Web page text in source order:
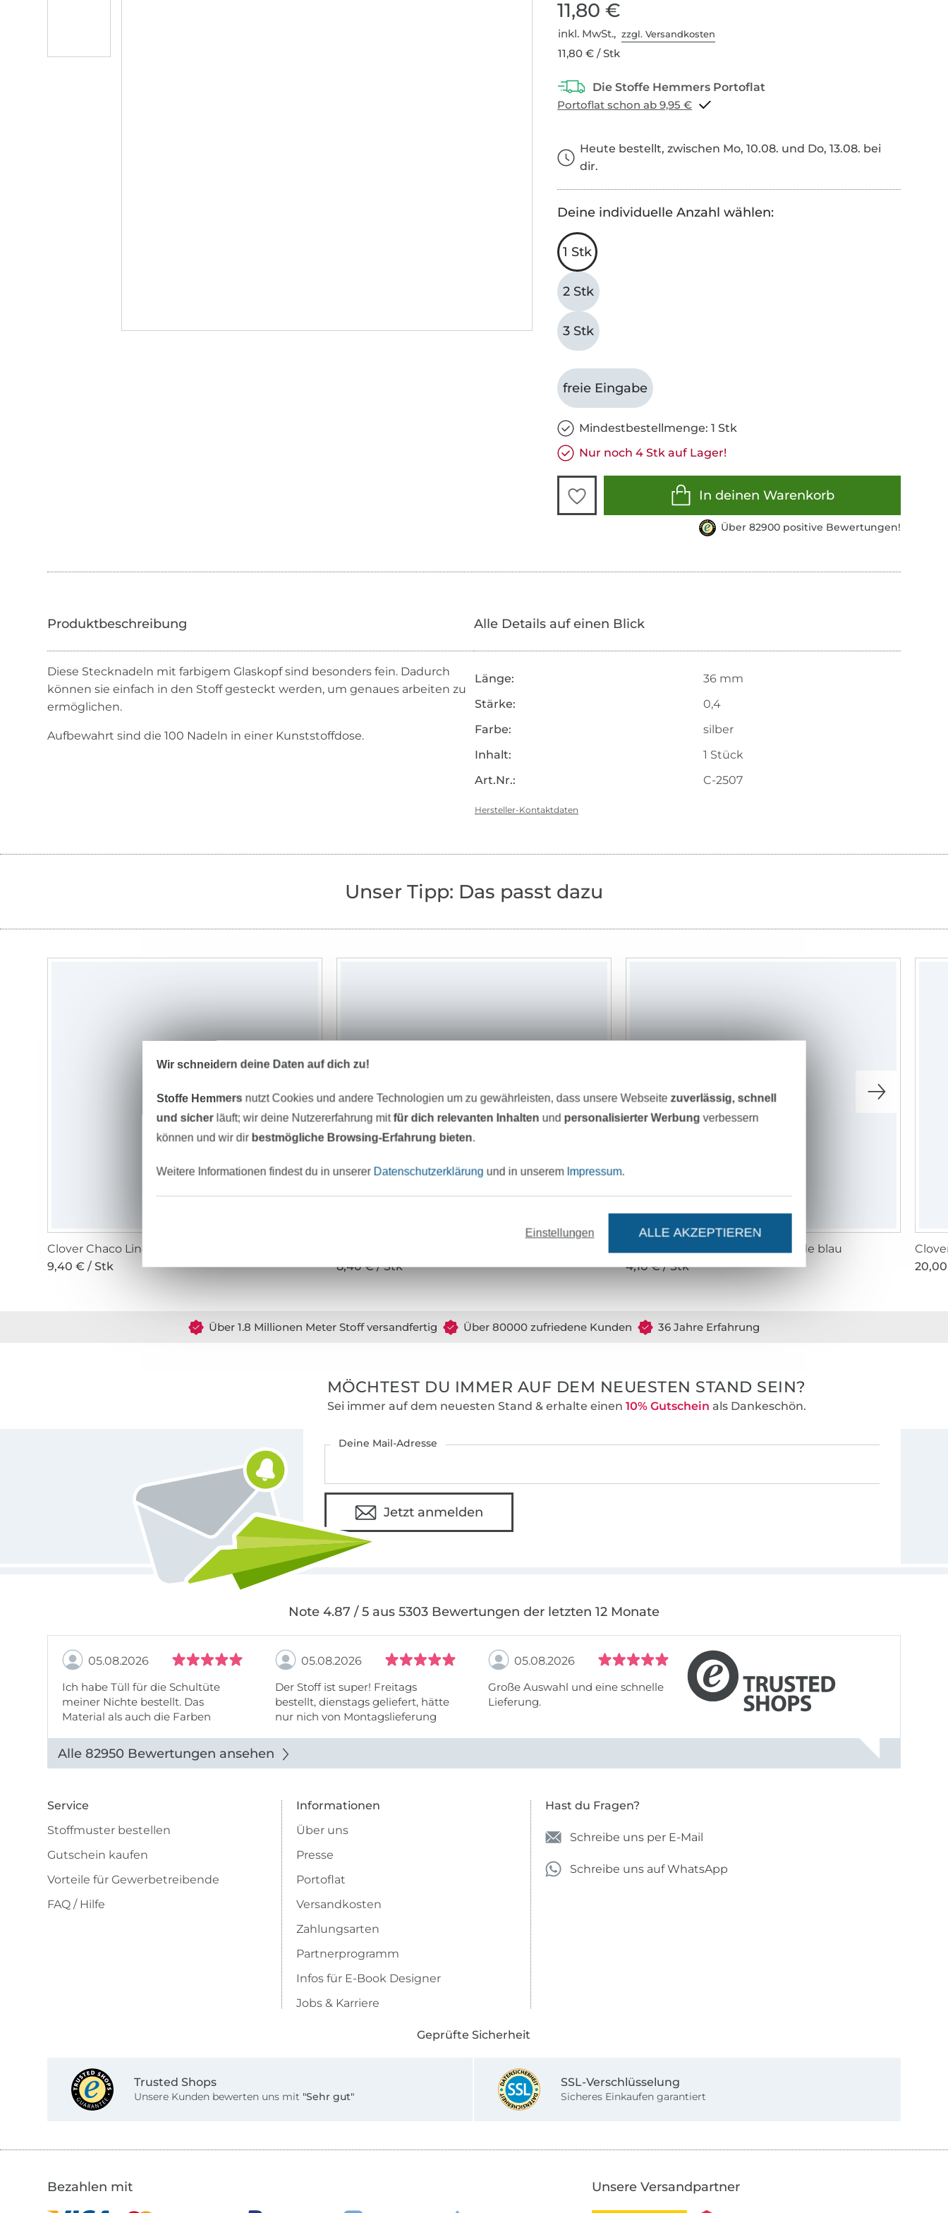
11,80 €
inkl. MwSt.,zzgl. Versandkosten
11,80 € / Stk
Portoflat schon ab 9,95 €
Heute bestellt, zwischen Mo, 10.08. und Do, 13.08. bei
dir.
Deine individuelle Anzahl wählen:
1 Stk
2 Stk
3 Stk
freie Eingabe
Mindestbestellmenge: 1 Stk
Nur noch 4 Stk auf Lager!
In deinen Warenkorb
Über 82900 positive Bewertungen!
Diese Stecknadeln mit farbigem Glaskopf sind besonders fein. Dadurch
können sie einfach in den Stoff gesteckt werden, um genaues arbeiten zu
ermöglichen.
Aufbewahrt sind die 100 Nadeln in einer Kunststoffdose.
Alle Details auf einen Blick
Länge:
36 mm
Stärke:
0,4
Farbe:
silber
Inhalt:
1 Stück
Art.Nr.:
C-2507
Hersteller-Kontaktdaten
Unser Tipp: Das passt dazu
Clover Chaco Liner Stift blau
9,40 € / Stk
8,40 € / Stk
Clover Dreiecks- Schneiderkreide blau
4,10 € / Stk
Über 1.8 Millionen Meter Stoff versandfertig Über 80000 zufriedene Kunden 36 Jahre Erfahrung
MÖCHTEST DU IMMER AUF DEM NEUESTEN STAND SEIN?
Sei immer auf dem neuesten Stand & erhalte einen 10% Gutschein als Dankeschön.
Deine Mail-Adresse
Jetzt anmelden
Note 4.87 / 5 aus 5303 Bewertungen der letzten 12 Monate
05.08.2026
Ich habe Tüll für die Schultüte
meiner Nichte bestellt. Das
Material als auch die Farben
Abbildung u sieht toll aus. Die
Lieferung erfolgte zügig u auch
05.08.2026
Der Stoff ist super! Freitags
bestellt, dienstags geliefert, hätte
nur nich von Montagslieferung
05.08.2026
Große Auswahl und eine schnelle
Lieferung.
Alle 82950 Bewertungen ansehen
Service
Stoffmuster bestellen
Gutschein kaufen
Vorteile für Gewerbetreibende
FAQ / Hilfe
Informationen
Über uns
Presse
Portoflat
Versandkosten
Zahlungsarten
Partnerprogramm
Infos für E-Book Designer
Jobs & Karriere
Hast du Fragen?
Schreibe uns per E-Mail
Schreibe uns auf WhatsApp
Geprüfte Sicherheit
Trusted Shops
Unsere Kunden bewerten uns mit "Sehr gut"
SSL-Verschlüsselung
Sicheres Einkaufen garantiert
Bezahlen mit Unsere Versandpartner
Wir schneidern deine Daten auf dich zu!
Stoffe Hemmers nutzt Cookies und andere Technologien um zu gewährleisten, dass unsere Webseite zuverlässig, schnell
und sicherläuft; wir deine Nutzererfahrung mitfür dich relevanten Inhalten und personalisierter Werbung verbessern
können und wir dir bestmögliche Browsing-Erfahrung bieten.
Weitere Informationen findest du in unserer Datenschutzerklärung und in unserem Impressum.
Einstellungen ALLE AKZEPTIEREN